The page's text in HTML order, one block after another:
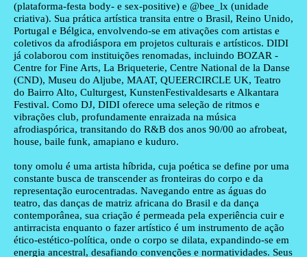
(plataforma-festa body- e sex-positive) e @bee_lx (unidade
criativa). Sua prática artística transita entre o Brasil, Reino Unido,
Portugal e Bélgica, envolvendo-se em ativações com artistas e
coletivos da afrodiáspora em projetos culturais e artísticos. DIDI
já colaborou com instituições renomadas, incluindo BOZAR -
Centre for Fine Arts, La Briqueterie, Centre National de la Danse
(CND), Museu do Aljube, MAAT, QUEERCIRCLE UK, Teatro
do Bairro Alto, Culturgest, KunstenFestivaldesarts e Alkantara
Festival. Como DJ, DIDI oferece uma seleção de ritmos e
vibrações club, profundamente enraizada na música
afrodiaspórica, transitando do R&B dos anos 90/00 ao afrobeat,
house, baile funk, amapiano e kuduro.
tony omolu é uma artista híbrida, cuja poética se define por uma
constante busca de transcender as fronteiras do corpo e da
representação eurocentradas. Navegando entre as águas do
teatro, das danças de matriz africana do Brasil e da dança
contemporânea, sua criação é permeada pela experiência cuir e
antirracista enquanto o fazer artístico é um instrumento de ação
ético-estético-política, onde o corpo se dilata, expandindo-se em
energia ancestral, desafiando convenções e normatividades. Seus